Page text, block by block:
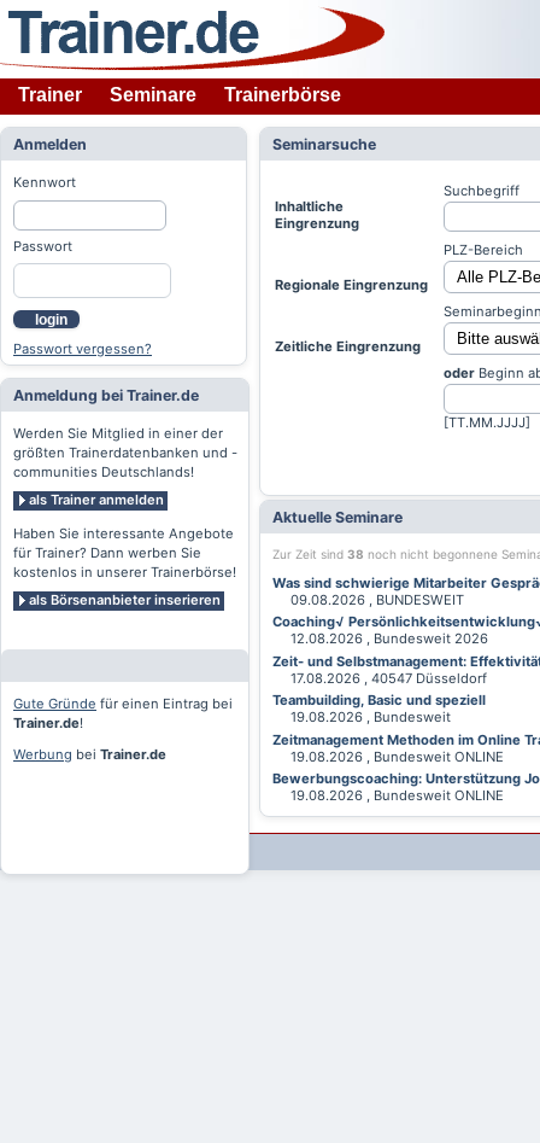
Trainer Seminare Trainerbörse
Anmelden
Kennwort
Passwort
login
Passwort vergessen?
Anmeldung bei Trainer.de
Werden Sie Mitglied in einer der
größten Trainerdatenbanken und -
communities Deutschlands!
als Trainer anmelden
Haben Sie interessante Angebote
für Trainer? Dann werben Sie
kostenlos in unserer Trainerbörse!
als Börsenanbieter inserieren
Gute Gründe für einen Eintrag bei
Trainer.de!
Werbung bei Trainer.de
Seminarsuche
Inhaltliche
Eingrenzung
Suchbegriff
Regionale Eingrenzung
PLZ-Bereich
Zeitliche Eingrenzung
oder Beginn
[TT.MM.JJJJ]
Aktuelle Seminare
Zur Zeit sind 38 noch nicht begonnene
Was sind schwierige Mitarbeiter
09.08.2026 , BUNDESWEIT
Coaching√
12.08.2026 , Bundesweit 2026
Zeit- und Selbstmanagement:
17.08.2026 , 40547 Düsseldorf
Teambuilding, Basic und speziell
19.08.2026 , Bundesweit
Zeitmanagement Methoden im Online
19.08.2026 , Bundesweit ONLINE
Bewerbungscoaching: Unterstützung
19.08.2026 , Bundesweit ONLINE